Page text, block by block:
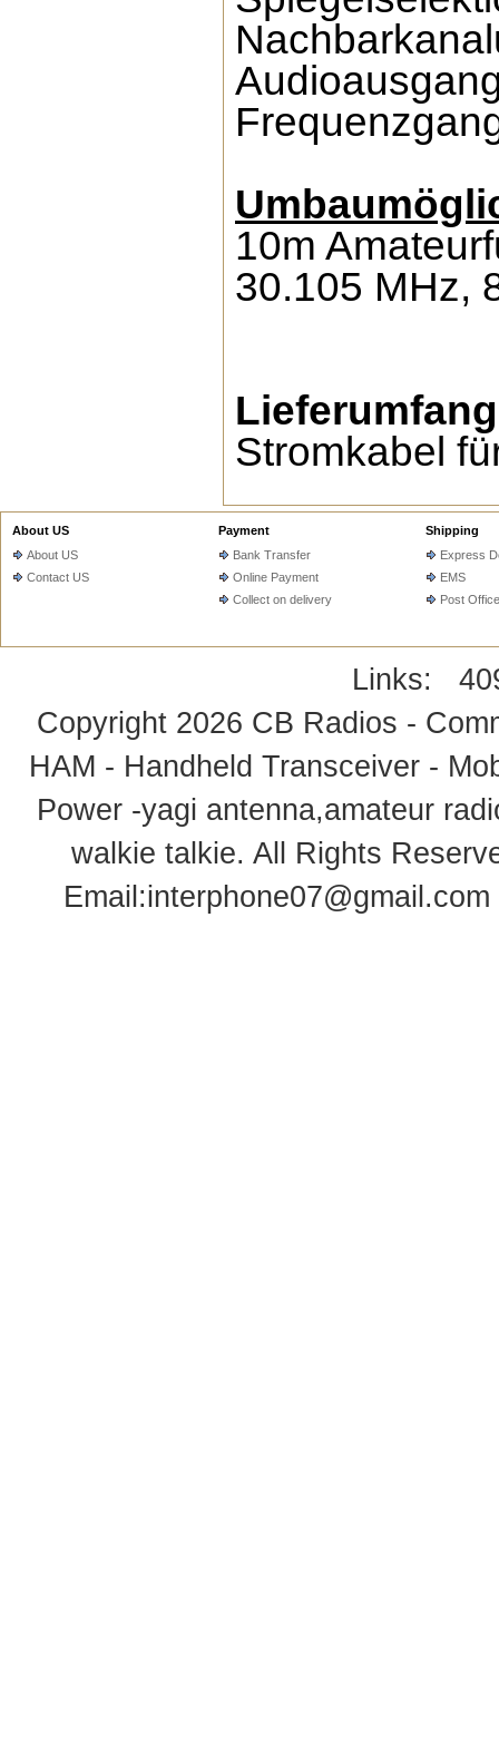
10m
30.105 MHz,
Stromkabel
About US
About US
Contact US
Payment
Bank Transfer
Online Payment
Collect on delivery
Shipping
Express
EMS
Post Office
Links:
Copyright 2026 CB Radios -
HAM - Handheld Transceiver -
Power -yagi antenna,amateur
walkie talkie. All Rights
Email:interphone07@gmail.com